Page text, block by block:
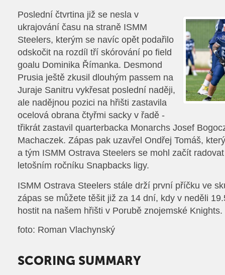
Poslední čtvrtina již se nesla v
ukrajování času na straně ISMM
Steelers, kterým se navíc opět podařilo
odskočit na rozdíl tří skórování po field
goalu Dominika Římanka. Desmond
Prusia ještě zkusil dlouhým passem na
Juraje Sanitru vykřesat poslední naději,
ale nadějnou pozici na hřišti zastavila
ocelová obrana čtyřmi sacky v řadě -
třikrát zastavil quarterbacka Monarchs Josef
Machaczek. Zápas pak uzavřel Ondřej Tomáš,
a tým ISMM Ostrava Steelers se mohl začít
letošním ročníku Snapbacks ligy.
ISMM Ostrava Steelers stále drží první příčku ve
zápas se můžete těšit již za 14 dní, kdy v neděli
hostit na našem hřišti v Porubě znojemské Knights.
foto: Roman Vlachynský
SCORING SUMMARY